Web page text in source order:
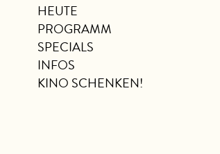
HEUTE
PROGRAMM
SPECIALS
INFOS
KINO SCHENKEN!